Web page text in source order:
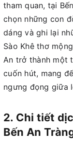
tham quan, tại
chọn những con
dáng và ghi lại
Sào Khê thơ
An trở thành một
cuốn hút, mang
ngưng đọng giữa
2. Chi tiết
Bến An